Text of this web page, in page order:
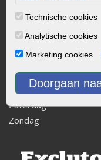
Technische cookies
Analytische cookies
Marketing cookies
Doorgaan
Openingstijden
Maandag
Dinsdag
Woensdag
Donderdag
Vrijdag
Zaterdag
Zondag